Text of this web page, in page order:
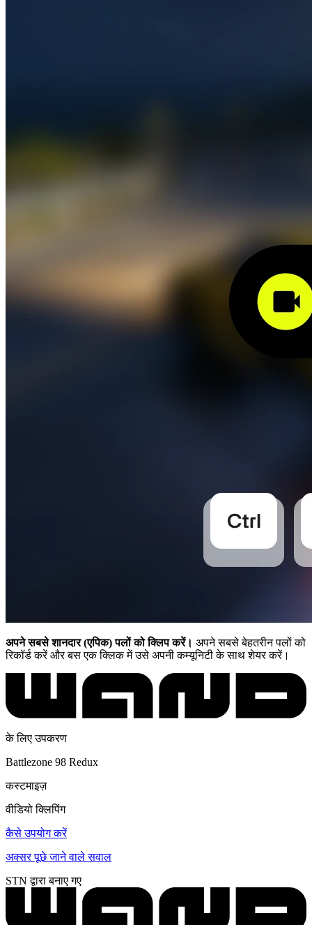
अपने सबसे शानदार (एपिक) पलों को क्लिप करें। अपने सबसे बेहतरीन पलों को
रिकॉर्ड करें और बस एक क्लिक में उसे अपनी कम्यूनिटी के साथ शेयर करें।
के लिए उपकरण
Battlezone 98 Redux
कस्टमाइज़
वीडियो क्लिपिंग
कैसे उपयोग करें
अक्सर पूछे जाने वाले सवाल
STN द्वारा बनाए गए